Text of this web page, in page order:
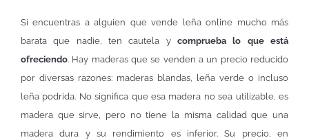
Si encuentras a alguien que vende leña online mucho más
barata que nadie, ten cautela y comprueba lo que está
ofreciendo. Hay maderas que se venden a un precio reducido
por diversas razones: maderas blandas, leña verde o incluso
leña podrida. No significa que esa madera no sea utilizable, es
madera que sirve, pero no tiene la misma calidad que una
madera dura y su rendimiento es inferior. Su precio, en